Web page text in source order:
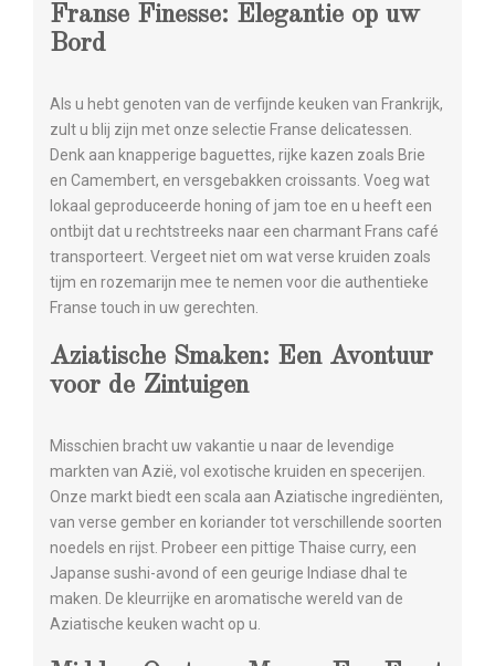
Franse Finesse: Elegantie op uw
Bord
Als u hebt genoten van de verfijnde keuken van Frankrijk,
zult u blij zijn met onze selectie Franse delicatessen.
Denk aan knapperige baguettes, rijke kazen zoals Brie
en Camembert, en versgebakken croissants. Voeg wat
lokaal geproduceerde honing of jam toe en u heeft een
ontbijt dat u rechtstreeks naar een charmant Frans café
transporteert. Vergeet niet om wat verse kruiden zoals
tijm en rozemarijn mee te nemen voor die authentieke
Franse touch in uw gerechten.
Aziatische Smaken: Een Avontuur
voor de Zintuigen
Misschien bracht uw vakantie u naar de levendige
markten van Azië, vol exotische kruiden en specerijen.
Onze markt biedt een scala aan Aziatische ingrediënten,
van verse gember en koriander tot verschillende soorten
noedels en rijst. Probeer een pittige Thaise curry, een
Japanse sushi-avond of een geurige Indiase dhal te
maken. De kleurrijke en aromatische wereld van de
Aziatische keuken wacht op u.